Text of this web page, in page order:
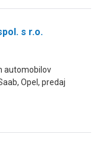
s r.o.
automobilov
Opel, predaj